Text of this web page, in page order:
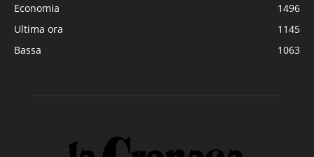
Economia
1496
Ultima ora
1145
Bassa
1063